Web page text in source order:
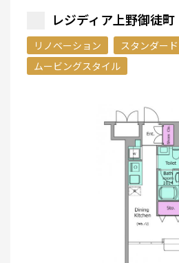
レジディア上野御徒
リノベーション
スタンダード
ムービングスタイル